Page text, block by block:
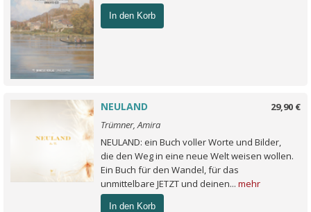
In den Korb
29,90 €
NEULAND
Trümner, Amira
NEULAND: ein Buch voller Worte und Bilder,
die den Weg in eine neue Welt weisen wollen.
Ein Buch für den Wandel, für das
unmittelbare JETZT und deinen... mehr
In den Korb